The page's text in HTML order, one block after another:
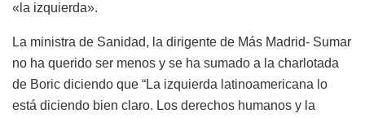
«la izquierda».
La ministra de Sanidad, la dirigente de Más Madrid- Sumar
no ha querido ser menos y se ha sumado a la charlotada
de Boric diciendo que “La izquierda latinoamericana lo
está diciendo bien claro. Los derechos humanos y la